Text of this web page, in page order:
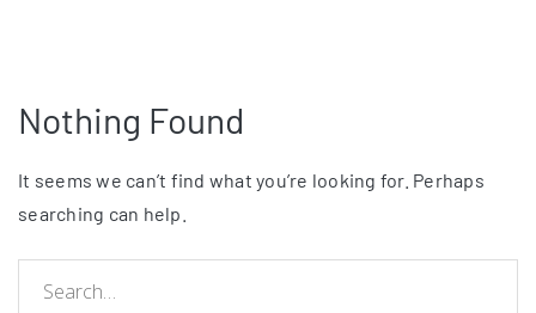
Nothing Found
It seems we can’t find what you’re looking for. Perhaps
searching can help.